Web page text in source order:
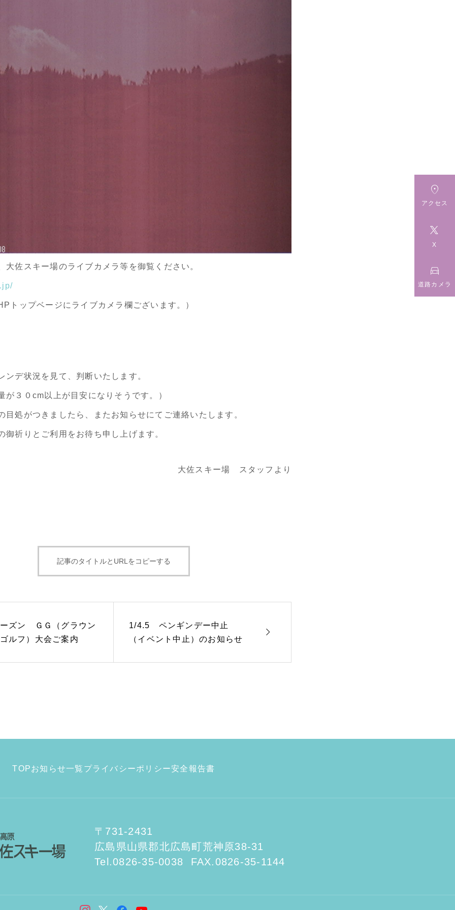
大佐スキー場のライブカメラ等を御覧ください。
トップベージにライブカメラ欄ございます。）
ンデ状況を見て、判断いたします。
が３０cm以上が目安になりそうです。）
目処がつきましたら、またお知らせにてご連絡いたします。
御祈りとご利用をお待ち申し上げます。
大佐スキー場 スタッフより
記事のタイトルとURLをコピーする
ズン ＧＧ（グラウン
ゴルフ）大会ご案内
1/4.5 ペンギンデー中止
（イベント中止）のお知らせ

TOPお知らせ一覧 プライバシーポリシー安全報告書
〒731-2431
広島県山県郡北広島町荒神原38-31
Tel.0826-35-0038 FAX.0826-35-1144

アクセス

X

道路カメラ